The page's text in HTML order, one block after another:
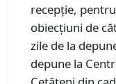
recepție,
obiecțiuni de
zile de la
depune la